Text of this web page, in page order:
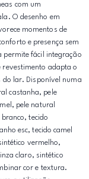
com um
O desenho em
momentos de
e presença sem
permite fácil integração
revestimento adapta o
do lar. Disponível numa
castanha, pele
pele natural
tecido
esc, tecido camel
vermelho,
claro, sintético
cor e textura.